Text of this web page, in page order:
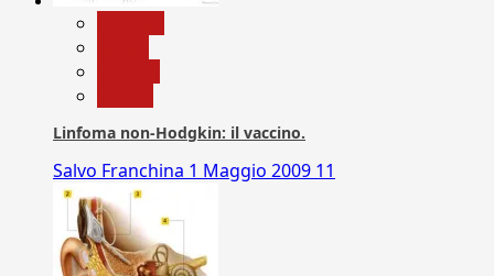
Linfoma non-Hodgkin: il vaccino.
Salvo Franchina 1 Maggio 2009 11